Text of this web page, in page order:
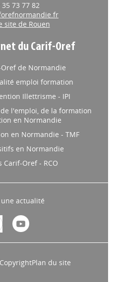
73 77 82
site de Rouen
du Carif-Oref
de Normandie
emploi formation
Illettrisme - IPI
l'emploi, de la formation
en Normandie
en Normandie - TMF
en Normandie
Carif-Oref - RCO
actualité
CopyrightPlan du site